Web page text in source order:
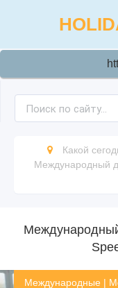
Какой
Международный
Международные |